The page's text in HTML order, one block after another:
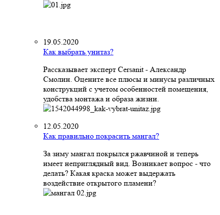
19.05.2020
Как выбрать унитаз?
Рассказывает эксперт Cersanit - Александр
Смолин. Оцените все плюсы и минусы различных
конструкций с учетом особенностей помещения,
удобства монтажа и образа жизни.
12.05.2020
Как правильно покрасить мангал?
За зиму мангал покрылся ржавчиной и теперь
имеет неприглядный вид. Возникает вопрос - что
делать? Какая краска может выдержать
воздействие открытого пламени?